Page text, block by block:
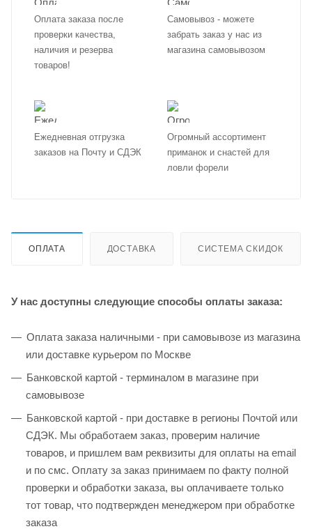
Оплата заказа после
проверки качества,
наличия и резерва
товаров!
Самовывоз - можете
забрать заказ у нас из
магазина самовывозом
Ежедневная отгрузка
заказов на Почту и СДЭК
Огромный ассортимент
приманок и снастей для
ловли форели
ОПЛАТА ДОСТАВКА СИСТЕМА СКИДОК
У нас доступны следующие способы оплаты заказа:
Оплата заказа наличными - при самовывозе из магазина
или доставке курьером по Москве
Банковской картой - терминалом в магазине при
самовывозе
Банковской картой - при доставке в регионы Почтой или
СДЭК. Мы обработаем заказ, проверим наличие
товаров, и пришлем вам реквизиты для оплаты на email
и по смс. Оплату за заказ принимаем по факту полной
проверки и обработки заказа, вы оплачиваете только
тот товар, что подтвержден менеджером при обработке
заказа